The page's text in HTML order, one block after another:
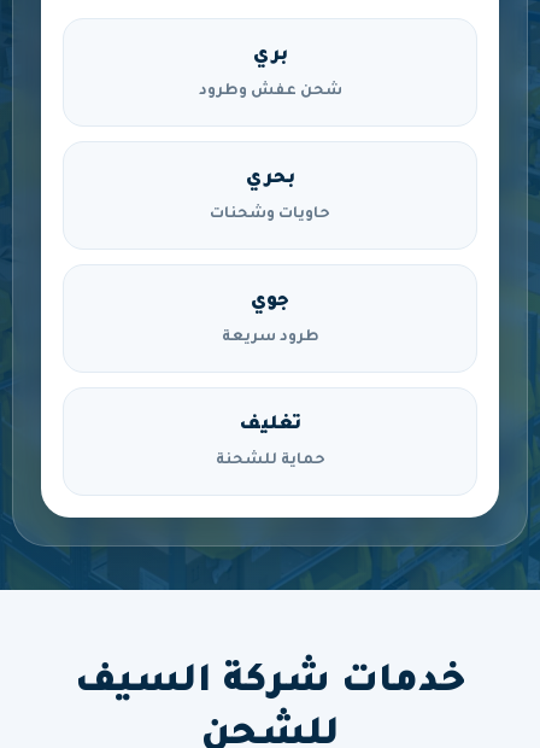
بري
شحن عفش وطرود
بحري
حاويات وشحنات
جوي
طرود سريعة
تغليف
حماية للشحنة
خدمات شركة السيف
للشحن